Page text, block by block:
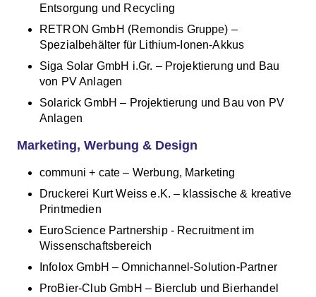
Entsorgung und Recycling
RETRON GmbH (Remondis Gruppe) –
Spezialbehälter für Lithium-Ionen-Akkus
Siga Solar GmbH i.Gr. – Projektierung und Bau
von PV Anlagen
Solarick GmbH – Projektierung und Bau von PV
Anlagen
Marketing, Werbung & Design
communi + cate – Werbung, Marketing
Druckerei Kurt Weiss e.K. – klassische & kreative
Printmedien
EuroScience Partnership - Recruitment im
Wissenschaftsbereich
Infolox GmbH – Omnichannel-Solution-Partner
ProBier-Club GmbH – Bierclub und Bierhandel